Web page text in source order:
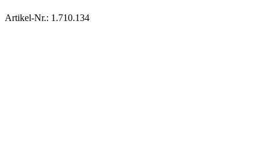
Artikel-Nr.: 1.710.134